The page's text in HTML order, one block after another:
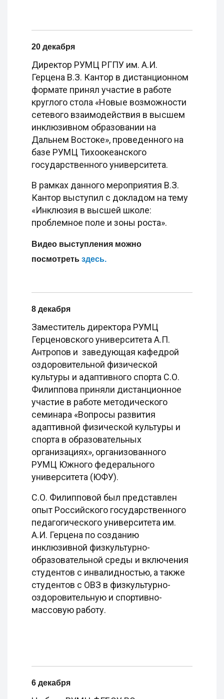
20 декабря
Директор РУМЦ РГПУ им. А.И.
Герцена В.З. Кантор в дистанционном
формате принял участие в работе
круглого стола «Новые возможности
сетевого взаимодействия в высшем
инклюзивном образовании на
Дальнем Востоке», проведенного на
базе РУМЦ Тихоокеанского
государственного университета.
В рамках данного мероприятия В.З.
Кантор выступил с докладом на тему
«Инклюзия в высшей школе:
проблемное поле и зоны роста».
Видео выступления можно
посмотреть здесь.
8 декабря
Заместитель директора РУМЦ
Герценовского университета А.П.
Антропов и заведующая кафедрой
оздоровительной физической
культуры и адаптивного спорта С.О.
Филиппова приняли дистанционное
участие в работе методического
семинара «Вопросы развития
адаптивной физической культуры и
спорта в образовательных
организациях», организованного
РУМЦ Южного федерального
университета (ЮФУ).
С.О. Филипповой был представлен
опыт Российского государственного
педагогического университета им.
А.И. Герцена по созданию
инклюзивной физкультурно-
образовательной среды и включения
студентов с инвалидностью, а также
студентов с ОВЗ в физкультурно-
оздоровительную и спортивно-
массовую работу.
6 декабря